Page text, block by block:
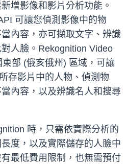
增影像和影片分析功能。
可讓您偵測影像中的物
內容，亦可擷取文字、辨識
人臉。Rekognition Video
部 (俄亥俄州) 區域，可讓
存影片中的人物、偵測物
內容，以及辨識名人和搜尋
時，只需依實際分析的
度，以及實際儲存的人臉中
最低費用限制，也無需預付